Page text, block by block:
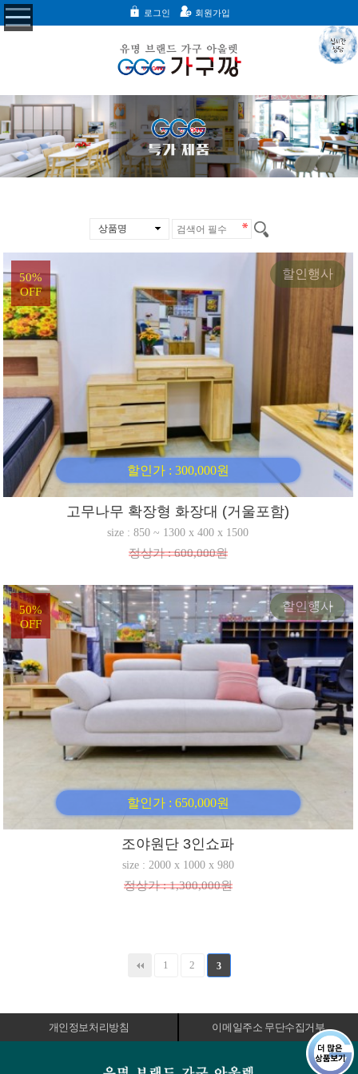
로그인 회원가입
상품명
50%
OFF
할인행사
할인가 : 300,000원
고무나무 확장형 화장대 (거울포함)
size : 850 ~ 1300 x 400 x 1500
정상가 : 600,000원
50%
OFF
할인행사
할인가 : 650,000원
조야원단 3인쇼파
size : 2000 x 1000 x 980
정상가 : 1,300,000원
1 2 3
개인정보처리방침 이메일주소 무단수집거부